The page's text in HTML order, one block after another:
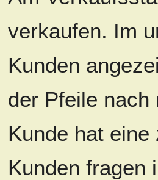
verkaufen. Im
Kunden
der Pfeile
Kunde hat
Kunden fragen